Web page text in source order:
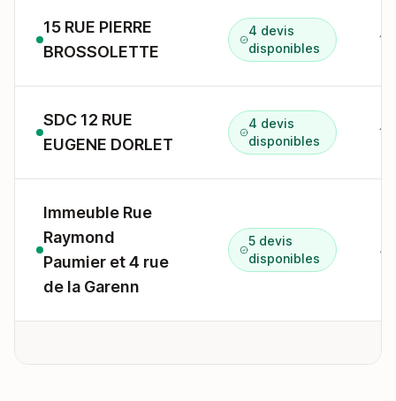
15 RUE PIERRE
BROSSOLETTE
4 devis
disponibles
SDC 12 RUE
EUGENE DORLET
4 devis
disponibles
Immeuble Rue
Raymond
Paumier et 4 rue
de la Garenn
5 devis
disponibles
4